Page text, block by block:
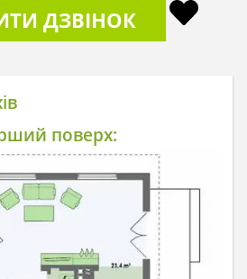
ДЗВІНОК
поверх: